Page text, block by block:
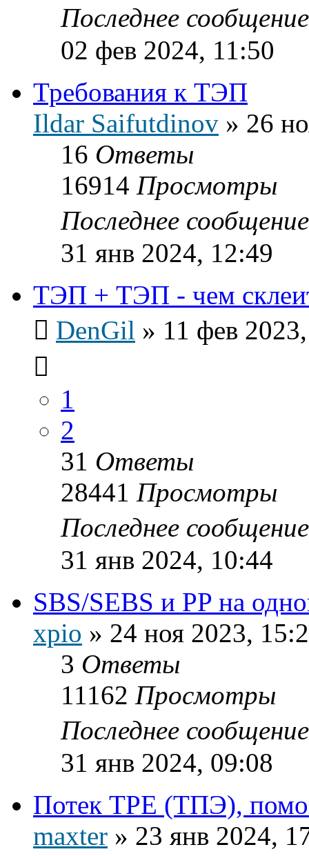
Последнее
02 фев 2024, 11:50
Требования к ТЭП
Ildar Saifutdinov » 26
16 Ответы
16914 Просмотры
Последнее
31 янв 2024, 12:49
ТЭП + ТЭП - чем
DenGil » 11 фев
1
2
31 Ответы
28441 Просмотры
Последнее
31 янв 2024, 10:44
SBS/SEBS и PP на
xpio » 24 ноя 2023,
3 Ответы
11162 Просмотры
Последнее
31 янв 2024, 09:08
Потек TPE (ТПЭ),
maxter » 23 янв 2024,